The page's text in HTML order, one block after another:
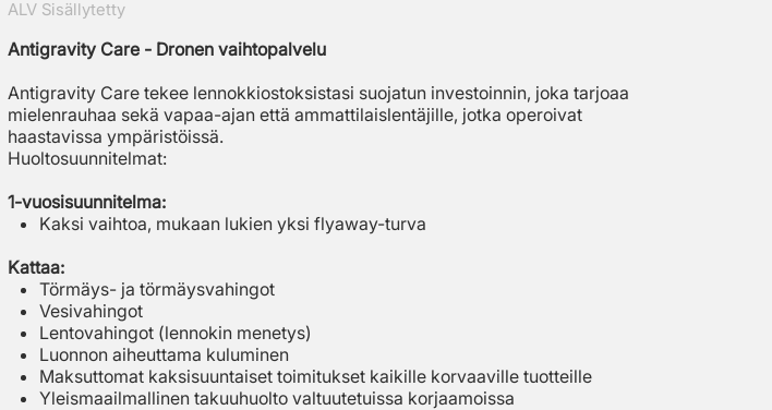
ALV Sisällytetty
Antigravity Care - Dronen vaihtopalvelu
Antigravity Care tekee lennokkiostoksistasi suojatun investoinnin, joka tarjoaa
mielenrauhaa sekä vapaa-ajan että ammattilaislentäjille, jotka operoivat
haastavissa ympäristöissä.
Huoltosuunnitelmat:
1-vuosisuunnitelma:
Kaksi vaihtoa, mukaan lukien yksi flyaway-turva
Kattaa:
Törmäys- ja törmäysvahingot
Vesivahingot
Lentovahingot (lennokin menetys)
Luonnon aiheuttama kuluminen
Maksuttomat kaksisuuntaiset toimitukset kaikille korvaaville tuotteille
Yleismaailmallinen takuuhuolto valtuutetuissa korjaamoissa